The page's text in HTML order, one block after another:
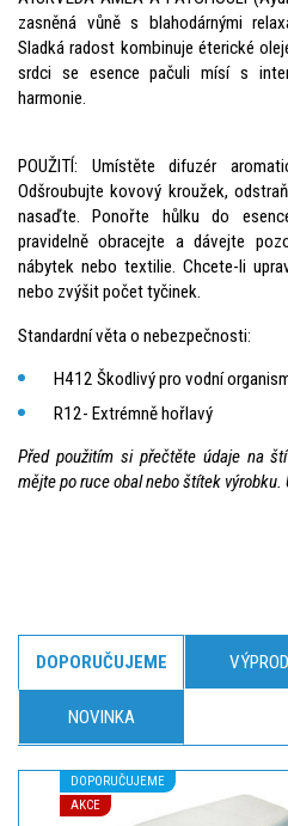
zasněná vůně s blahodárnými
Sladká radost kombinuje éterické
srdci se esence pačuli mísí s
harmonie.
POUŽITÍ: Umístěte difuzér
Odšroubujte kovový kroužek,
nasaďte. Ponořte hůlku do
pravidelně obracejte a dávejte
nábytek nebo textilie. Chcete-li
nebo zvýšit počet tyčinek.
Standardní věta o nebezpečnosti:
H412 Škodlivý pro vodní
R12- Extrémně hořlavý
Před použitím si přečtěte údaje na
mějte po ruce obal nebo štítek
DOPORUČUJEME
NOVINKA
DOPORUČUJEME
AKCE